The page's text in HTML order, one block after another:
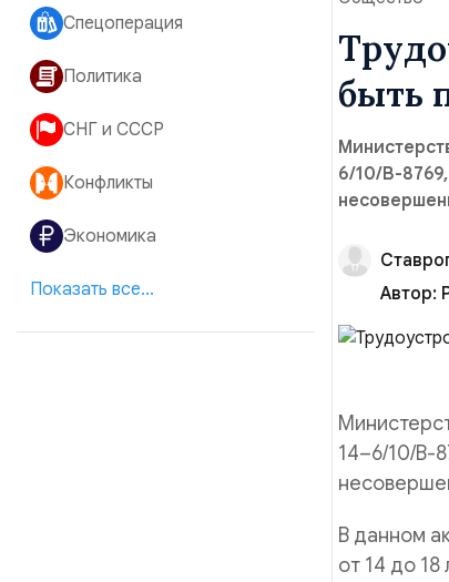
Спецоперация
Политика
СНГ и СССР
Конфликты
Экономика
Показать все...
быть
6/10/В-
Автор:
14–6/10/В-
В данном
от 14 до